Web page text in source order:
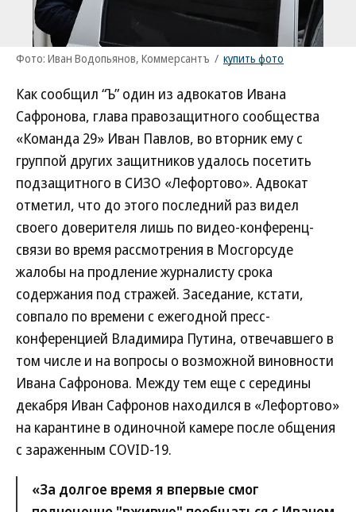
Фото: Иван Водопьянов, Коммерсантъ / купить фото
Как сообщил “Ъ” один из адвокатов Ивана
Сафронова, глава правозащитного сообщества
«Команда 29» Иван Павлов, во вторник ему с
группой других защитников удалось посетить
подзащитного в СИЗО «Лефортово». Адвокат
отметил, что до этого последний раз видел
своего доверителя лишь по видео-конференц-
связи во время рассмотрения в Мосгорсуде
жалобы на продление журналисту срока
содержания под стражей. Заседание, кстати,
совпало по времени с ежегодной пресс-
конференцией Владимира Путина, отвечавшего в
том числе и на вопросы о возможной виновности
Ивана Сафронова. Между тем еще с середины
декабря Иван Сафронов находился в «Лефортово»
на карантине в одиночной камере после общения
с зараженным COVID-19.
«За долгое время я впервые смог